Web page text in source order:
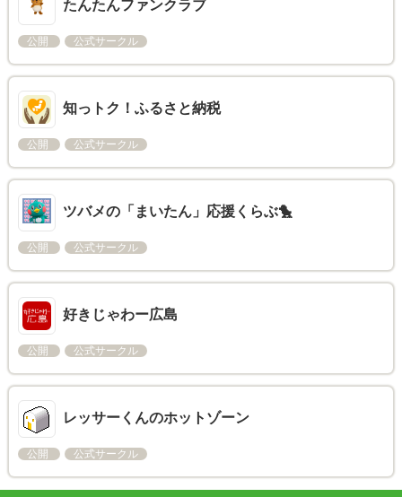
たんたんファンクラブ
公開 公式サークル
知っトク！ふるさと納税
公開 公式サークル
ツバメの「まいたん」応援くらぶ🐤
公開 公式サークル
好きじゃわー広島
公開 公式サークル
レッサーくんのホットゾーン
公開 公式サークル